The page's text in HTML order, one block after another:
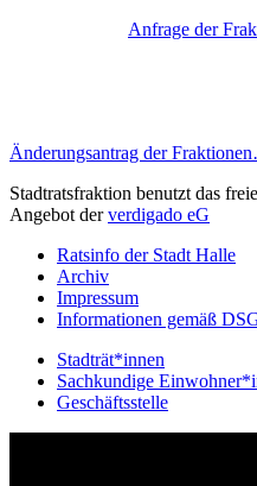
Anfrage der
Änderungsantrag der
Stadtratsfraktion benutzt das
Angebot derverdigado eG
Ratsinfo der Stadt Halle
Archiv
Impressum
Informationen gemäß
Stadträt*innen
Sachkundige
Geschäftsstelle